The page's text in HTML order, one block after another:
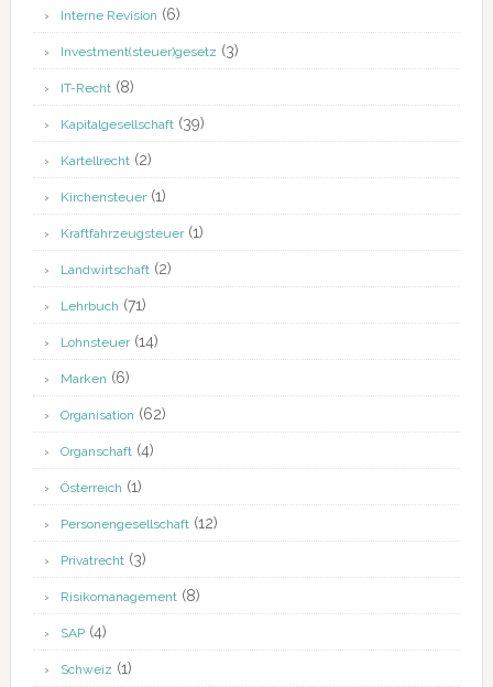
Interne Revision (6)
Investment(steuer)gesetz (3)
IT-Recht(8)
Kapitalgesellschaft(39)
Kartellrecht(2)
Kirchensteuer(1)
Kraftfahrzeugsteuer(1)
Landwirtschaft(2)
Lehrbuch (71)
Lohnsteuer(14)
Marken (6)
Organisation (62)
Organschaft(4)
Österreich (1)
Personengesellschaft(12)
Privatrecht(3)
Risikomanagement(8)
SAP(4)
Schweiz (1)